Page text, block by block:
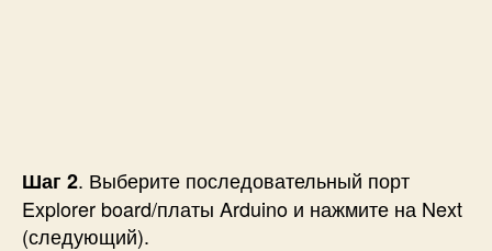
Шаг 2. Выберите последовательный порт
Explorer board/платы Arduino и нажмите на Next
(следующий).